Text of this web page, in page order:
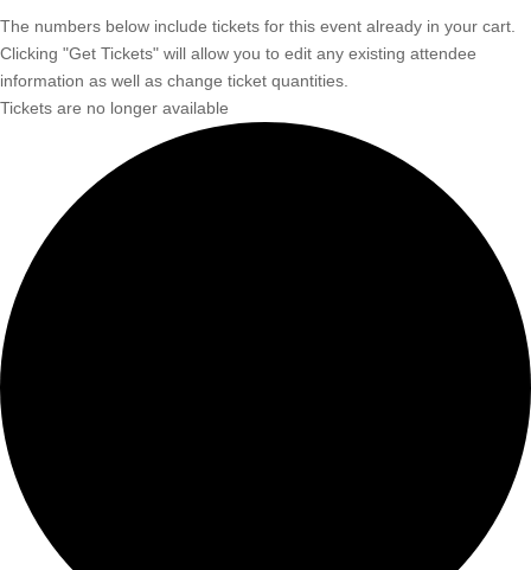
The numbers below include tickets for this event already in your cart.
Clicking "Get Tickets" will allow you to edit any existing attendee
information as well as change ticket quantities.
Tickets are no longer available